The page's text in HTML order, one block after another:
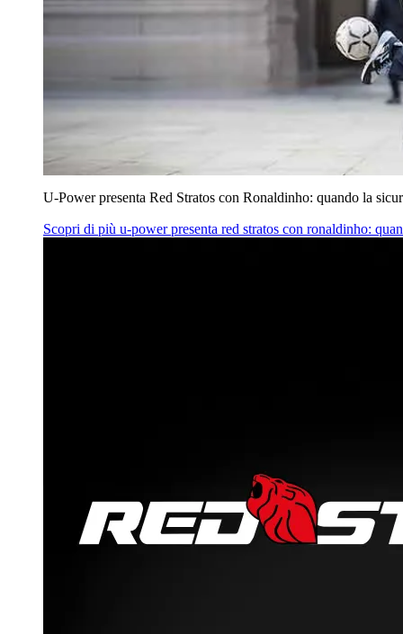
U‑Power presenta Red Stratos con Ronaldinho: quando la
Scopri di più u‑power presenta red stratos con ronaldinho: